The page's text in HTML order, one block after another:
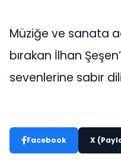
Müziğe ve sanata
bırakan İlhan
sevenlerine sabır
Facebook X